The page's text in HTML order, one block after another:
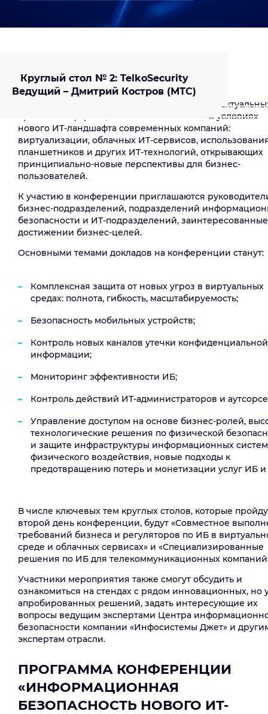
Цели конференции – обсуждение наиболее
проблем информационной безопасности в условиях
нового ИТ-ландшафта современных компаний:
виртуализации, облачных ИТ-сервисов,
планшетников и других ИТ-технологий, открывающих
принципиально-новые перспективы для бизнес-
пользователей.
К участию в конференции приглашаются
бизнес-подразделений, подразделений
безопасности и ИТ-подразделений,
достижении бизнес-целей.
Основными темами докладов на конференции станут:
Комплексная защита от новых угроз в виртуальных
средах: полнота, гибкость, масштабируемость;
Безопасность мобильных устройств;
Контроль новых каналов утечки конфиденциальной
информации;
Мониторинг эффективности ИБ;
Контроль действий ИТ-администраторов и
Управление доступом на основе бизнес-ролей,
технологические решения по физической
и защите инфраструктуры информационных
физического воздействия, новые подходы к
предотвращению потерь и монетизации услуг ИБ и
В числе ключевых тем круглых столов, которые
второй день конференции, будут «Совместное
требований бизнеса и регуляторов по ИБ в
среде и облачных сервисах» и «Специализированные
решения по ИБ для телекоммуникационных
Участники мероприятия также смогут обсудить и
ознакомиться на стендах с рядом инновационных, но
апробированных решений, задать интересующие их
вопросы ведущим экспертами Центра
безопасности компании «Инфосистемы Джет» и
экспертам отрасли.
ПРОГРАММА КОНФЕРЕНЦИИ
«ИНФОРМАЦИОННАЯ
БЕЗОПАСНОСТЬ НОВОГО ИТ-
19 апреля 2012 г. Пленарное заседание.
Круглый стол №1: Virtual & Cloiud Security
Ведущий – Илья Трифаленков (Ростелеком)
Круглый стол № 2: TelkoSecurity
Ведущий – Дмитрий Костров (МТС)